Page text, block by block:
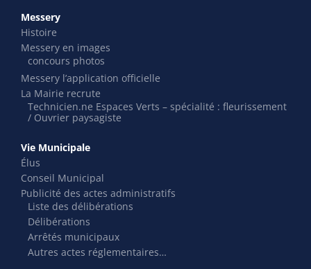
Messery
Histoire
Messery en images
concours photos
Messery l’application officielle
La Mairie recrute
Technicien.ne Espaces Verts – spécialité : fleurissement
/ Ouvrier paysagiste
Vie Municipale
Élus
Conseil Municipal
Publicité des actes administratifs
Liste des délibérations
Délibérations
Arrêtés municipaux
Autres actes réglementaires…